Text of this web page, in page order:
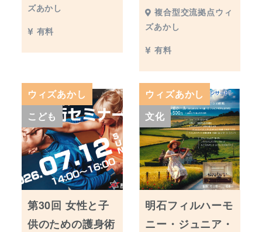
ズあかし
有料
複合型交流拠点ウィ
ズあかし
有料
ウィズあかし
こども
第30回 女性と子
供のための護身術
ウィズあかし
文化
明石フィルハーモ
ニー・ジュニア・